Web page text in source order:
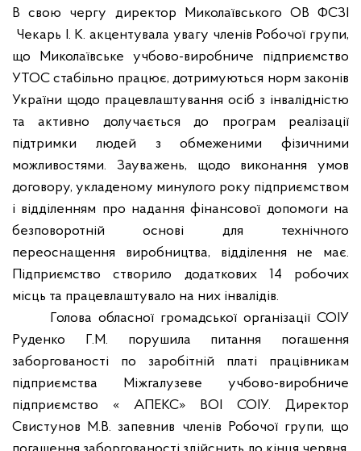
В свою чергу директор Миколаївського ОВ ФСЗІ
Чекарь І. К. акцентувала увагу членів Робочої групи,
що Миколаївське учбово-виробниче підприємство
УТОС стабільно працює, дотримуються норм законів
України щодо працевлаштування осіб з інвалідністю
та активно долучається до програм реалізації
підтримки людей з обмеженими фізичними
можливостями. Зауважень, щодо виконання умов
договору, укладеному минулого року підприємством
і відділенням про надання фінансової допомоги на
безповоротній основі для технічного
переоснащення виробництва, відділення не має.
Підприємство створило додаткових 14 робочих
місць та працевлаштувало на них інвалідів.
Голова обласної громадської організації СОІУ
Руденко Г.М. порушила питання погашення
заборгованості по заробітній платі працівникам
підприємства Міжгалузеве учбово-виробниче
підприємство « АПЕКС» ВОІ СОІУ. Директор
Свистунов М.В. запевнив членів Робочої групи, що